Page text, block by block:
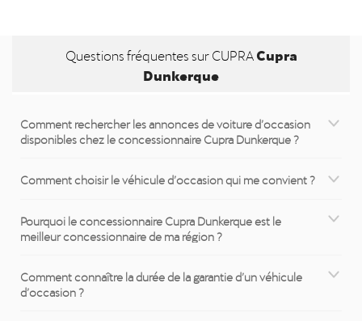
Questions fréquentes sur CUPRACupra
Dunkerque
Comment rechercher les annonces de voiture d’occasion
disponibles chez le concessionnaire Cupra Dunkerque ?
Comment choisir le véhicule d’occasion qui me convient ?
Pourquoi le concessionnaire Cupra Dunkerque est le
meilleur concessionnaire de ma région ?
Comment connaître la durée de la garantie d’un véhicule
d’occasion ?